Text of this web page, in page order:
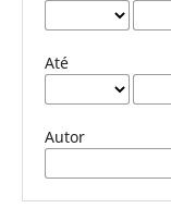
Até
Autor